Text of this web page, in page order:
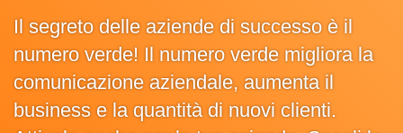
Il segreto delle aziende di successo è il
numero verde! Il numero verde migliora la
comunicazione aziendale, aumenta il
business e la quantità di nuovi clienti.